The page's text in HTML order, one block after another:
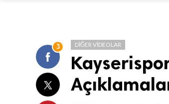
3 DIĞER VIDEOLAR
Kayserispor